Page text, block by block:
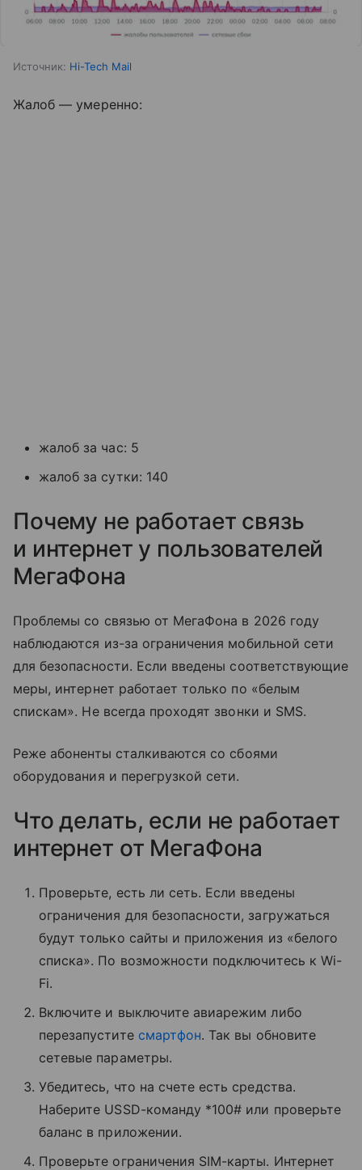
Источник: Hi-Tech Mail
Жалоб — умеренно:
жалоб за час: 5
жалоб за сутки: 140
Почему не работает связь
и интернет у пользователей
МегаФона
Проблемы со связью от МегаФона в 2026 году
наблюдаются из-за ограничения мобильной сети
для безопасности. Если введены соответствующие
меры, интернет работает только по «белым
спискам». Не всегда проходят звонки и SMS.
Реже абоненты сталкиваются со сбоями
оборудования и перегрузкой сети.
Что делать, если не работает
интернет от МегаФона
Проверьте, есть ли сеть. Если введены
ограничения для безопасности, загружаться
будут только сайты и приложения из «белого
списка». По возможности подключитесь к Wi-
Fi.
Включите и выключите авиарежим либо
перезапустите смартфон. Так вы обновите
сетевые параметры.
Убедитесь, что на счете есть средства.
Наберите USSD-команду *100# или проверьте
баланс в приложении.
Проверьте ограничения SIM-карты. Интернет